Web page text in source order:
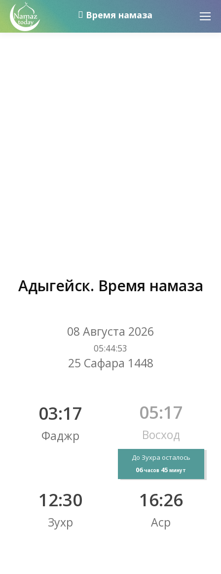
Время намаза
Адыгейск. Время намаза
08 Августа 2026
05:44:54
25 Сафара 1448
03:17
Фаджр
05:17
Восход
До Зухра осталось
06 часов 45 минут
12:30
Зухр
16:26
Аср